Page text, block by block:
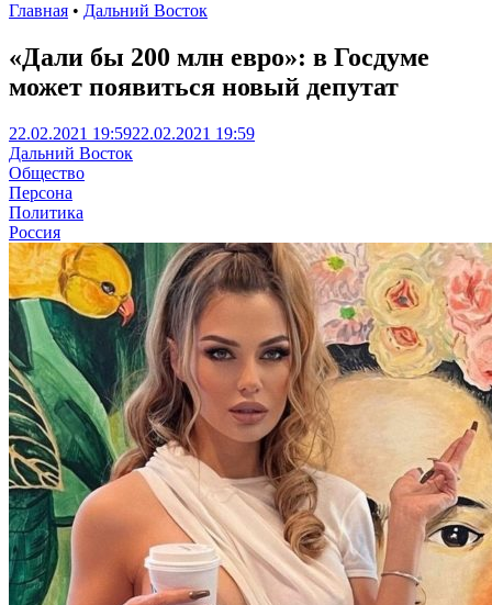
Главная • Дальний Восток
«Дали бы 200 млн евро»: в Госдуме
может появиться новый депутат
22.02.2021 19:5922.02.2021 19:59
Дальний Восток
Общество
Персона
Политика
Россия